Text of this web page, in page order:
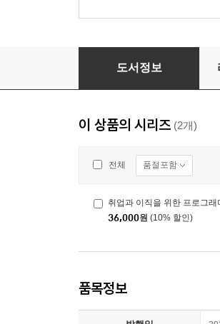
취업과 이직을 위한 프로
도서정보
이 상품의 시리즈 (2개)
전체 품절포함
취업과 이직을 위한 프로그
36,000원 (10% 할인)
품목정보